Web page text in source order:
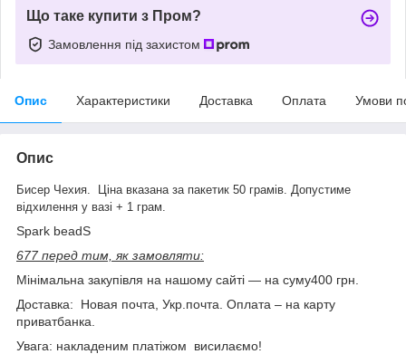
Що таке купити з Пром?
Замовлення під захистом
Опис Характеристики Доставка Оплата Умови
Опис
Бисер Чехия. Ціна вказана за пакетик 50 грамів. Допустиме
відхилення у вазі + 1 грам.
Spark beadS
677 перед тим, як замовляти:
Мінімальна закупівля на нашому сайті — на суму400 грн.
Доставка: Новая почта, Укр.почта. Оплата – на карту
приватбанка.
Увага: накладеним платіжом висилаємо!